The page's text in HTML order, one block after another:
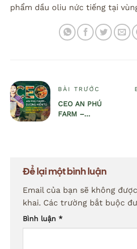
phẩm dầu oliu nức tiếng tại
BÀI TRƯỚC
CEO AN PHÚ
FARM –
Để lại một bình luận
Email của bạn sẽ không
khai. Các trường bắt buộc
Bình luận *